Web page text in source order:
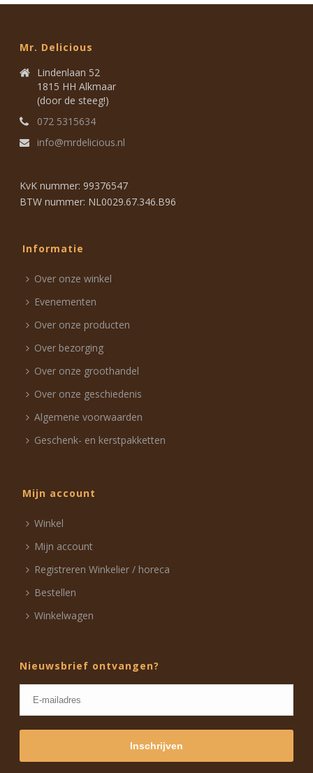
Mr. Delicious
Lindenlaan 52
1815 HH Alkmaar
(door de steeg!)
072 5315634
info@mrdelicious.nl
KvK nummer: 99376547
BTW nummer: NL0029.67.346.B96
Informatie
Over onze winkel
Evenementen
Over onze producten
Over bezorging
Over onze groothandel
Over onze geschiedenis
Algemene voorwaarden
Geschenk- en kerstpakketten
Mijn account
Winkel
Mijn account
Registreren Winkelier / horeca
Bestellen
Winkelwagen
Nieuwsbrief ontvangen?